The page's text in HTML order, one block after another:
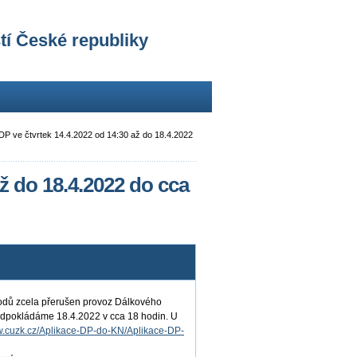
České republiky
ve čtvrtek 14.4.2022 od 14:30 až do 18.4.2022
do 18.4.2022 do cca
zcela přerušen provoz Dálkového
18.4.2022 v cca 18 hodin. U
Aplikace-DP-do-KN/Aplikace-DP-